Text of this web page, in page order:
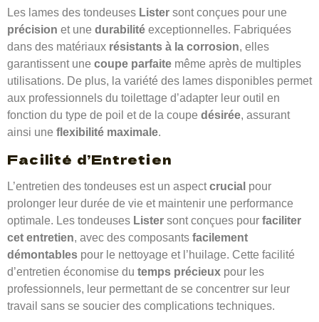
Les lames des tondeuses Lister sont conçues pour une
précision et une durabilité exceptionnelles. Fabriquées
dans des matériaux résistants à la corrosion, elles
garantissent une coupe parfaite même après de multiples
utilisations. De plus, la variété des lames disponibles permet
aux professionnels du toilettage d’adapter leur outil en
fonction du type de poil et de la coupe désirée, assurant
ainsi une flexibilité maximale.
Facilité d’Entretien
L’entretien des tondeuses est un aspectcrucial pour
prolonger leur durée de vie et maintenir une performance
optimale. Les tondeuses Lister sont conçues pour faciliter
cet entretien, avec des composants facilement
démontables pour le nettoyage et l’huilage. Cette facilité
d’entretien économise du temps précieux pour les
professionnels, leur permettant de se concentrer sur leur
travail sans se soucier des complications techniques.